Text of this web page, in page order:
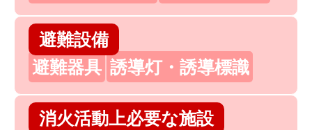
避難設備
避難器具 誘導灯・誘導標識
消火活動上必要な施設